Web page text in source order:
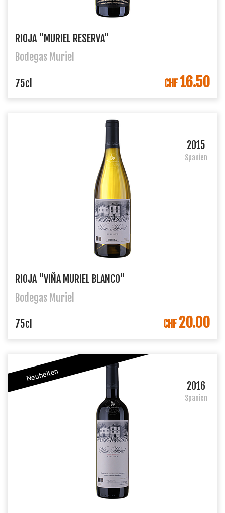
RIOJA "MURIEL RESERVA"
Bodegas Muriel
IN DEN WARENKORB
75cl CHF16.50
2015
Spanien
RIOJA "VIÑA MURIEL BLANCO"
Bodegas Muriel
IN DEN WARENKORB
75cl CHF20.00
Neuheiten
2016
Spanien